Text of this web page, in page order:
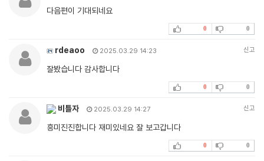
다음편이 기대되네요
0 0
rdeaoo 2025.03.29 14:23 신고
잘봤습니다 감사합니다
0 0
비틀자 2025.03.29 14:27 신고
흥미진진합니다 재미있네요 잘 보고갑니다
0 0